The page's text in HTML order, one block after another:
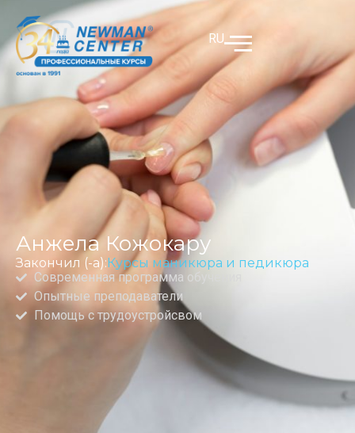
RU
Анжела Кожокару
Закончил (-а): Курсы маникюра и педикюра
Современная программа обучения
Опытные преподаватели
Помощь с трудоустройсвом